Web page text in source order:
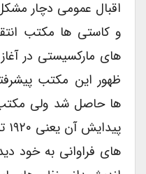
اقبال عمومی دچار
و کاستی ها مکتب
ظهور این مکتب
ها حاصل شد ولی مکتب
های فراوانی به خود